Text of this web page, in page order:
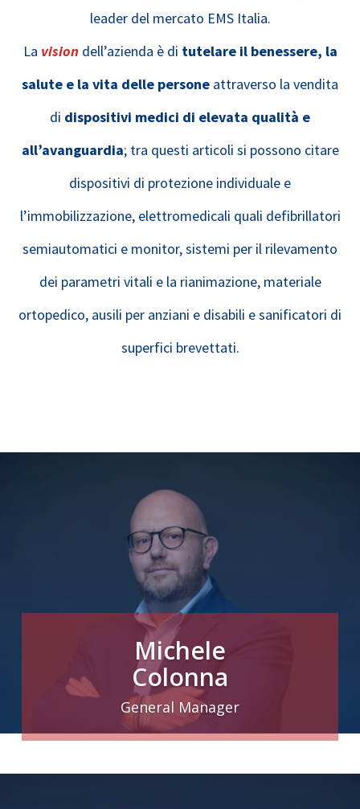
leader del mercato EMS Italia.
La visiondell’azienda è di tutelare il benessere, la
salute e la vita delle persone attraverso la vendita
di dispositivi medici di elevata qualità e
all’avanguardia; tra questi articoli si possono citare
dispositivi di protezione individuale e
l’immobilizzazione, elettromedicali quali defibrillatori
semiautomatici e monitor, sistemi per il rilevamento
dei parametri vitali e la rianimazione, materiale
ortopedico, ausili per anziani e disabili e sanificatori di
superfici brevettati.
Michele
Colonna
General Manager